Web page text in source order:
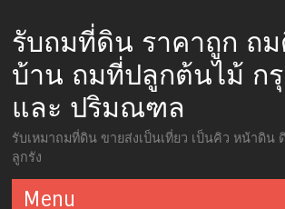
รับถมที่ดิน ราคาถูก ถ
บ้าน ถมที่ปลูกต้นไม้ กรุ
และ ปริมณฑล
รับเหมาถมที่ดิน ขายส่งเป็นเที่ยว เป็นคิว หน้าดิ
ลูกรัง
Menu